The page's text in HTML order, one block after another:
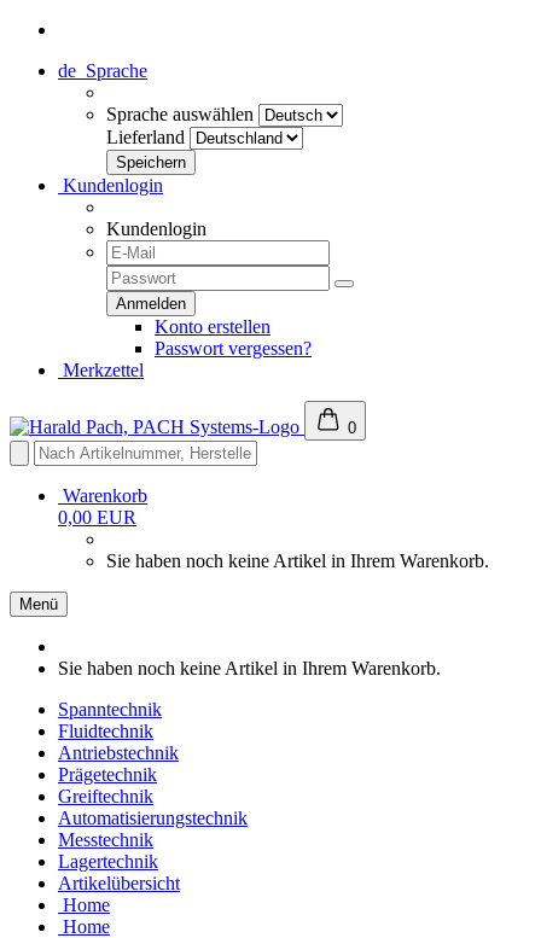
de Sprache
Sprache auswählen
Lieferland
Kundenlogin
Kundenlogin
Konto erstellen
Passwort vergessen?
Merkzettel
0
Warenkorb
0,00 EUR
Sie haben noch keine Artikel in Ihrem Warenkorb.
Menü
Sie haben noch keine Artikel in Ihrem Warenkorb.
Spanntechnik
Fluidtechnik
Antriebstechnik
Prägetechnik
Greiftechnik
Automatisierungstechnik
Messtechnik
Lagertechnik
Artikelübersicht
Home
Home